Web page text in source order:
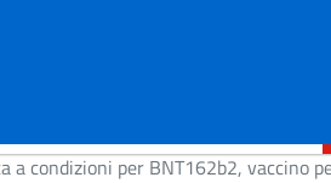
a condizioni per BNT162b2, vaccino